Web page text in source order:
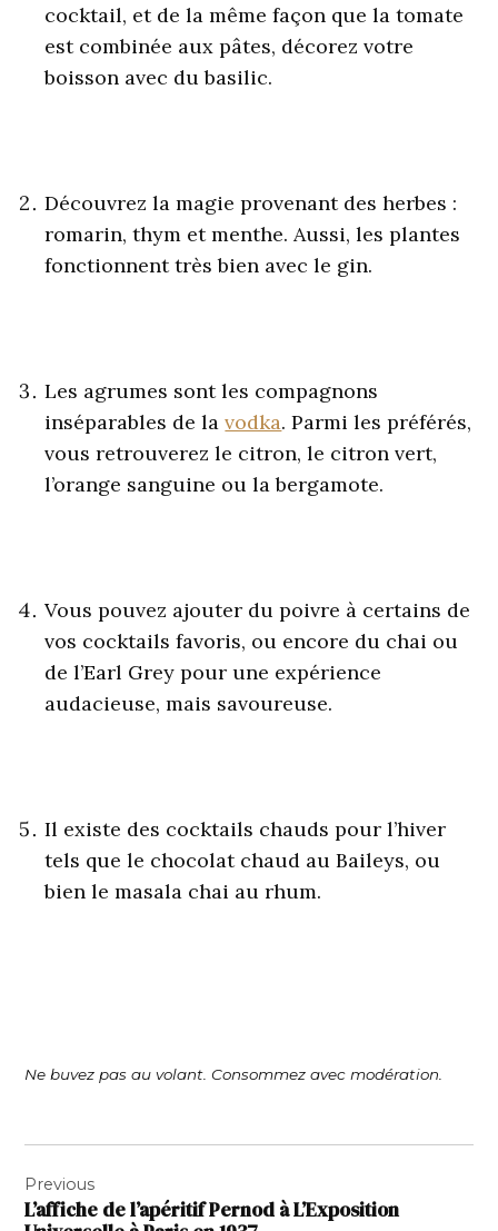
cocktail, et de la même façon que la tomate
est combinée aux pâtes, décorez votre
boisson avec du basilic.
Découvrez la magie provenant des herbes :
romarin, thym et menthe. Aussi, les plantes
fonctionnent très bien avec le gin.
Les agrumes sont les compagnons
inséparables de lavodka. Parmi les préférés,
vous retrouverez le citron, le citron vert,
l’orange sanguine ou la bergamote.
Vous pouvez ajouter du poivre à certains de
vos cocktails favoris, ou encore du chai ou
de l’Earl Grey pour une expérience
audacieuse, mais savoureuse.
Il existe des cocktails chauds pour l’hiver
tels que le chocolat chaud au Baileys, ou
bien le masala chai au rhum.
Ne buvez pas au volant. Consommez avec modération.
de
Previous
L’affiche de l’apéritif Pernod à L’Exposition